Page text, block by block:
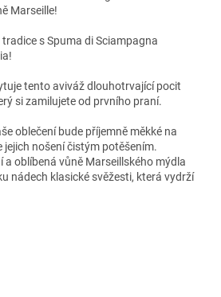
Marseille!
s Spuma di Sciampagna
tento aviváž dlouhotrvající pocit
si zamilujete od prvního praní.
oblečení bude příjemně měkké na
jejich nošení čistým potěšením.
a oblíbená vůně Marseillského mýdla
nádech klasické svěžesti, která vydrží